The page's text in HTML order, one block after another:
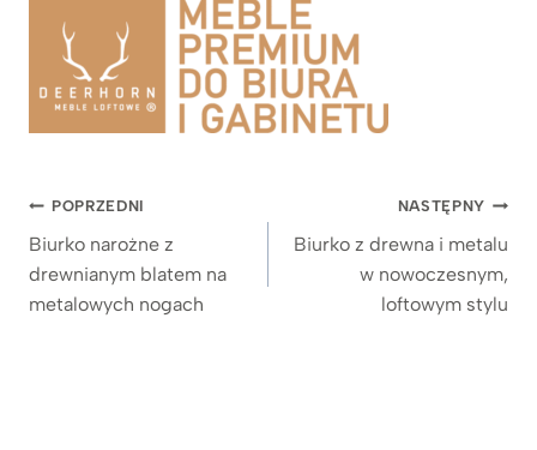
Nawigacja
wpisu
POPRZEDNI
Biurko narożne z
drewnianym blatem na
metalowych nogach
NASTĘPNY
Biurko z drewna i metalu
w nowoczesnym,
loftowym stylu